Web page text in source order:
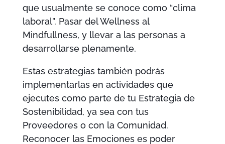
que usualmente se conoce como “clima
laboral”. Pasar del Wellness al
Mindfullness, y llevar a las personas a
desarrollarse plenamente.
Estas estrategias también podrás
implementarlas en actividades que
ejecutes como parte de tu Estrategia de
Sostenibilidad, ya sea con tus
Proveedores o con la Comunidad.
Reconocer las Emociones es poder